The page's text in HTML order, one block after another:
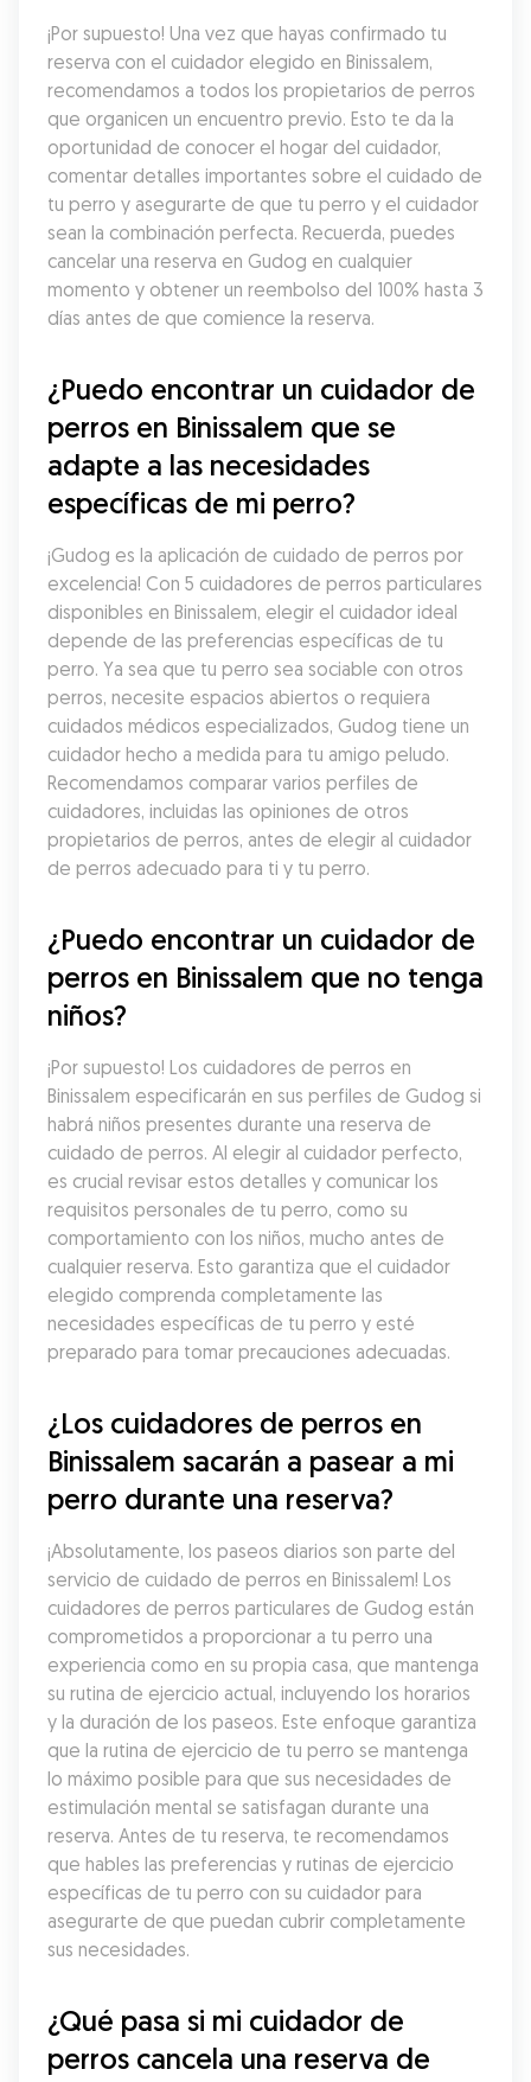
¡Por supuesto! Una vez que hayas confirmado tu
reserva con el cuidador elegido en Binissalem,
recomendamos a todos los propietarios de perros
que organicen un encuentro previo. Esto te da la
oportunidad de conocer el hogar del cuidador,
comentar detalles importantes sobre el cuidado de
tu perro y asegurarte de que tu perro y el cuidador
sean la combinación perfecta. Recuerda, puedes
cancelar una reserva en Gudog en cualquier
momento y obtener un reembolso del 100% hasta 3
días antes de que comience la reserva.
¿Puedo encontrar un cuidador de
perros en Binissalem que se
adapte a las necesidades
específicas de mi perro?
¡Gudog es la aplicación de cuidado de perros por
excelencia! Con 5 cuidadores de perros particulares
disponibles en Binissalem, elegir el cuidador ideal
depende de las preferencias específicas de tu
perro. Ya sea que tu perro sea sociable con otros
perros, necesite espacios abiertos o requiera
cuidados médicos especializados, Gudog tiene un
cuidador hecho a medida para tu amigo peludo.
Recomendamos comparar varios perfiles de
cuidadores, incluidas las opiniones de otros
propietarios de perros, antes de elegir al cuidador
de perros adecuado para ti y tu perro.
¿Puedo encontrar un cuidador de
perros en Binissalem que no tenga
niños?
¡Por supuesto! Los cuidadores de perros en
Binissalem especificarán en sus perfiles de Gudog si
habrá niños presentes durante una reserva de
cuidado de perros. Al elegir al cuidador perfecto,
es crucial revisar estos detalles y comunicar los
requisitos personales de tu perro, como su
comportamiento con los niños, mucho antes de
cualquier reserva. Esto garantiza que el cuidador
elegido comprenda completamente las
necesidades específicas de tu perro y esté
preparado para tomar precauciones adecuadas.
¿Los cuidadores de perros en
Binissalem sacarán a pasear a mi
perro durante una reserva?
¡Absolutamente, los paseos diarios son parte del
servicio de cuidado de perros en Binissalem! Los
cuidadores de perros particulares de Gudog están
comprometidos a proporcionar a tu perro una
experiencia como en su propia casa, que mantenga
su rutina de ejercicio actual, incluyendo los horarios
y la duración de los paseos. Este enfoque garantiza
que la rutina de ejercicio de tu perro se mantenga
lo máximo posible para que sus necesidades de
estimulación mental se satisfagan durante una
reserva. Antes de tu reserva, te recomendamos
que hables las preferencias y rutinas de ejercicio
específicas de tu perro con su cuidador para
asegurarte de que puedan cubrir completamente
sus necesidades.
¿Qué pasa si mi cuidador de
perros cancela una reserva de